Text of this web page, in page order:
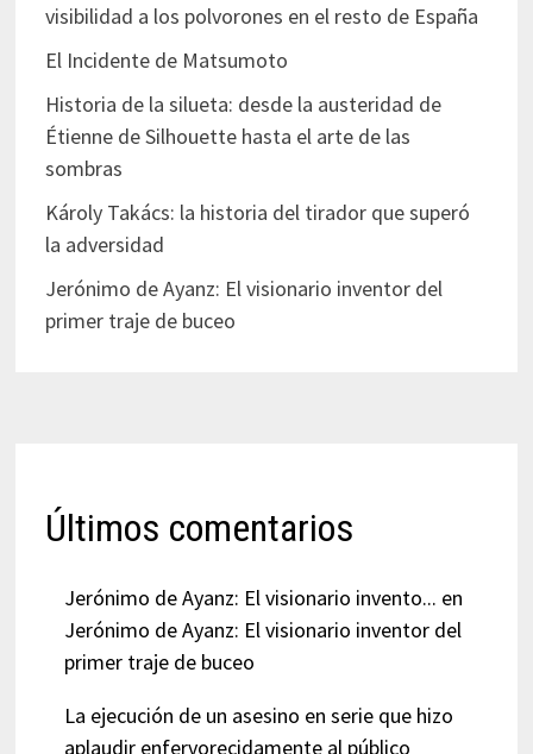
visibilidad a los polvorones en el resto de España
El Incidente de Matsumoto
Historia de la silueta: desde la austeridad de
Étienne de Silhouette hasta el arte de las
sombras
Károly Takács: la historia del tirador que superó
la adversidad
Jerónimo de Ayanz: El visionario inventor del
primer traje de buceo
Últimos comentarios
Jerónimo de Ayanz: El visionario invento... en
Jerónimo de Ayanz: El visionario inventor del
primer traje de buceo
La ejecución de un asesino en serie que hizo
aplaudir enfervorecidamente al público